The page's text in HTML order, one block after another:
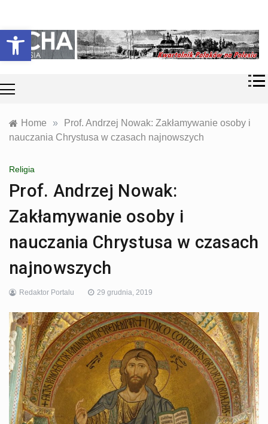
Otwórz pasek narzędzi
content
Echa
Polesia
współczesność
Polaków na
Polesiu.
Home »
Prof. Andrzej Nowak: Zakłamywanie osoby i
nauczania Chrystusa w czasach najnowszych
Religia
Prof. Andrzej Nowak:
Zakłamywanie osoby i
nauczania Chrystusa w czasach
najnowszych
Redaktor Portalu 29 grudnia, 2019